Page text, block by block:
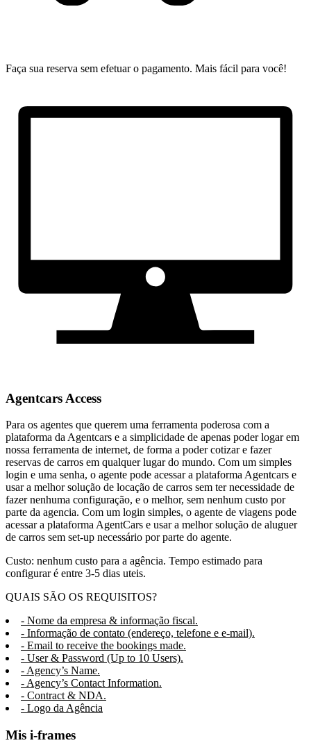
Faça sua reserva sem efetuar o pagamento. Mais fácil para você!
Agentcars Access
Para os agentes que querem uma ferramenta poderosa com a
plataforma da Agentcars e a simplicidade de apenas poder logar em
nossa ferramenta de internet, de forma a poder cotizar e fazer
reservas de carros em qualquer lugar do mundo. Com um simples
login e uma senha, o agente pode acessar a plataforma Agentcars e
usar a melhor solução de locação de carros sem ter necessidade de
fazer nenhuma configuração, e o melhor, sem nenhum custo por
parte da agencia. Com um login simples, o agente de viagens pode
acessar a plataforma AgentCars e usar a melhor solução de aluguer
de carros sem set-up necessário por parte do agente.
Custo: nenhum custo para a agência. Tempo estimado para
configurar é entre 3-5 dias uteis.
QUAIS SÃO OS REQUISITOS?
- Nome da empresa & informação fiscal.
- Informação de contato (endereço, telefone e e-mail).
- Email to receive the bookings made.
- User & Password (Up to 10 Users).
- Agency’s Name.
- Agency’s Contact Information.
- Contract & NDA.
- Logo da Agência
Mis i-frames